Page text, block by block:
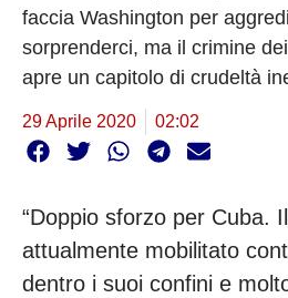
faccia Washington per
sorprenderci, ma il crimine
apre un capitolo di crudeltà
29 Aprile 2020 02:02
“Doppio sforzo per Cuba.
attualmente mobilitato
dentro i suoi confini e